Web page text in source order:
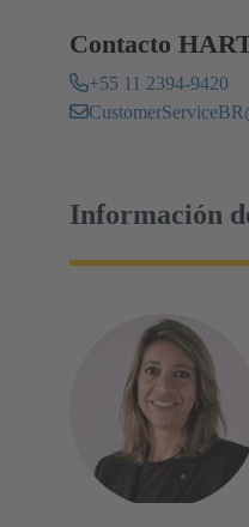
Contacto
+55 11 2394-9420
Información